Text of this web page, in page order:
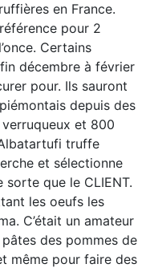
en France.
pour 2
Certains
décembre à février
pour. Ils sauront
depuis des
verruqueux et 800
truffe
et sélectionne
que le CLIENT.
les oeufs les
C’était un amateur
des pommes de
même pour faire des